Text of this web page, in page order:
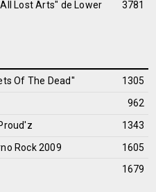
Lost Arts" de Lower
3781
Of The Dead''
1305
962
1343
Rock 2009
1605
1679